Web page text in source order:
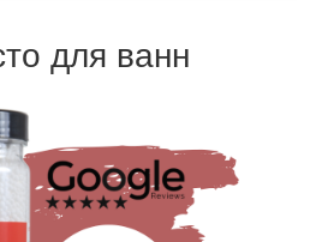
для ванн